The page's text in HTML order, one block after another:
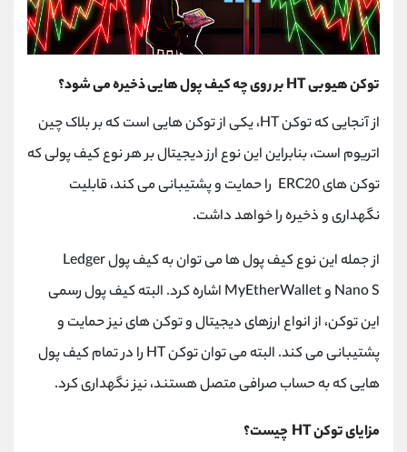
توکن هیوبی HT بر روی چه کیف پول هایی ذخیره می شود؟
از آنجایی که توکن HT، یکی از توکن هایی است که بر بلاک چین
اتریوم است، بنابراین این نوع ارز دیجیتال بر هر نوع کیف پولی که
توکن های ERC20 را حمایت و پشتیبانی می کند، قابلیت
نگهداری و ذخیره را خواهد داشت.
از جمله این نوع کیف پول ها می توان به کیف پول Ledger
Nano S و MyEtherWallet اشاره کرد. البته کیف پول رسمی
این توکن، از انواع ارزهای دیجیتال و توکن های نیز حمایت و
پشتیبانی می کند. البته می توان توکن HT را در تمام کیف پول
هایی که به حساب صرافی متصل هستند، نیز نگهداری کرد.
مزایای توکن HT چیست؟